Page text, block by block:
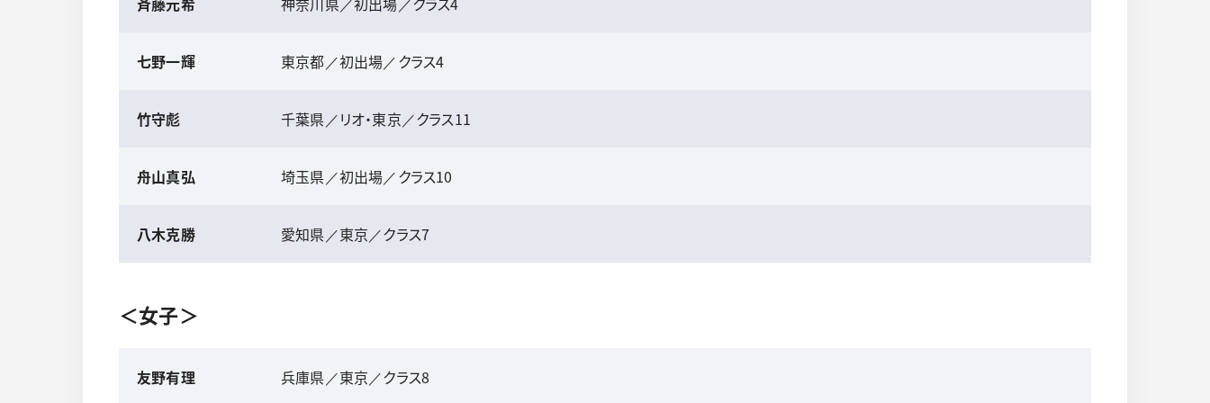
七野一輝 東京都／初出場／クラス4
竹守彪 千葉県／リオ・東京／クラス11
舟山真弘 埼玉県／初出場／クラス10
八木克勝 愛知県／東京／クラス7
＜女子＞
友野有理 兵庫県／東京／クラス8